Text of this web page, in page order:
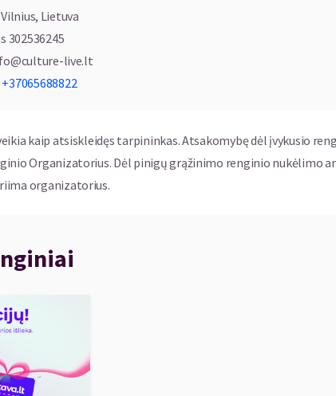
Lietuva
302536245
live.lt
+37065688822
kaip atsiskleidęs tarpininkas. Atsakomybę dėl įvykusio
Organizatorius. Dėl pinigų grąžinimo renginio nukėlimo
organizatorius.